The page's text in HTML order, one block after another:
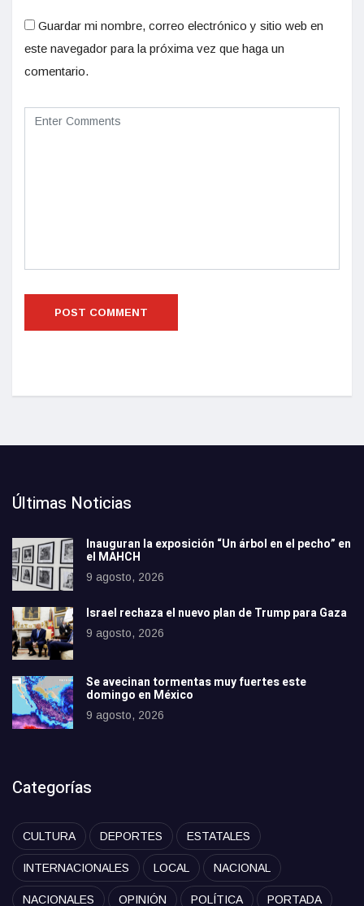
Guardar mi nombre, correo electrónico y sitio web en
este navegador para la próxima vez que haga un
comentario.
Últimas Noticias
Inauguran la exposición “Un árbol en el pecho” en
el MAHCH
9 agosto, 2026
Israel rechaza el nuevo plan de Trump para Gaza
9 agosto, 2026
Se avecinan tormentas muy fuertes este
domingo en México
9 agosto, 2026
Categorías
CULTURA DEPORTES ESTATALES
INTERNACIONALES LOCAL NACIONAL
NACIONALES OPINIÓN POLÍTICA PORTADA